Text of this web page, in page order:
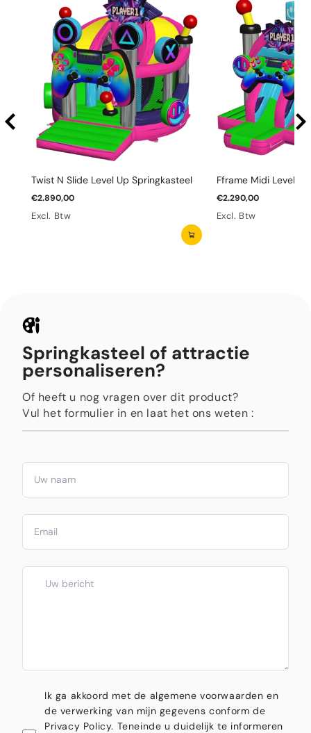
Twist N Slide Level Up Springkasteel
€2.890,00
Excl. Btw
Fframe Midi Level
€2.290,00
Excl. Btw
Springkasteel of attractie
personaliseren?
Of heeft u nog vragen over dit product?
Vul het formulier in en laat het ons weten :
Ik ga akkoord met de algemene voorwaarden en
de verwerking van mijn gegevens conform de
Privacy Policy. Teneinde u duidelijk te informeren